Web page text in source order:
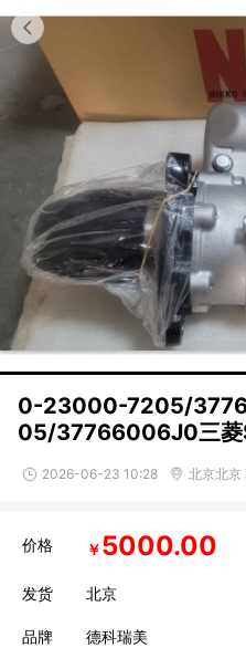
0-23000-7205/
05/37766006J0三菱
2026-06-23 10:28 北京北京
价格 ￥5000.00
发货 北京
品牌 德科瑞美